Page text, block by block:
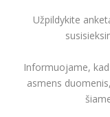
Užpildykite
Informuojame,
asmens